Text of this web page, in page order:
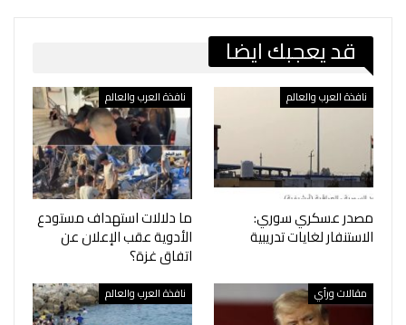
قد يعجبك ايضا
نافذة العرب والعالم
مصدر عسكري سوري:
الاستنفار لغايات تدريبية
نافذة العرب والعالم
ما دلالات استهداف مستودع
الأدوية عقب الإعلان عن
اتفاق غزة؟
مقالات ورأي نافذة العرب والعالم